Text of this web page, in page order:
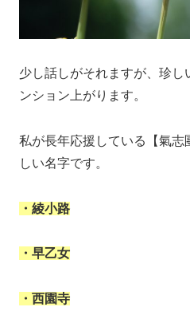
少し話しがそれますが、珍
ンション上がります。
私が長年応援している【氣志
しい名字です。
・綾小路
・早乙女
・西園寺